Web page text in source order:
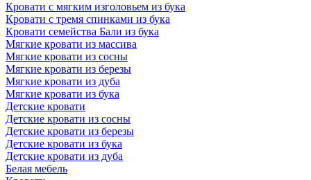
Кровати с мягким изголовьем из бука
Кровати с тремя спинками из бука
Кровати семейства Бали из бука
Мягкие кровати из массива
Мягкие кровати из сосны
Мягкие кровати из березы
Мягкие кровати из дуба
Мягкие кровати из бука
Детские кровати
Детские кровати из сосны
Детские кровати из березы
Детские кровати из бука
Детские кровати из дуба
Белая мебель